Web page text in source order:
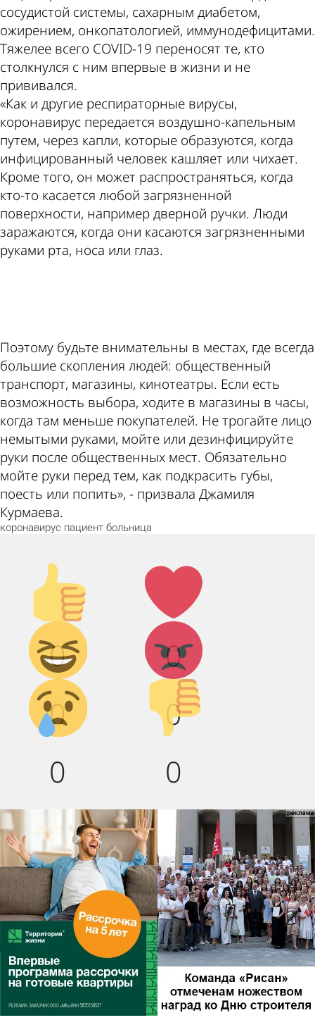
сосудистой системы, сахарным диабетом,
ожирением, онкопатологией, иммунодефицитами.
Тяжелее всего COVID-19 переносят те, кто
столкнулся с ним впервые в жизни и не
прививался.
«Как и другие респираторные вирусы,
коронавирус передается воздушно-капельным
путем, через капли, которые образуются, когда
инфицированный человек кашляет или чихает.
Кроме того, он может распространяться, когда
кто-то касается любой загрязненной
поверхности, например дверной ручки. Люди
заражаются, когда они касаются загрязненными
руками рта, носа или глаз.
Поэтому будьте внимательны в местах, где всегда
большие скопления людей: общественный
транспорт, магазины, кинотеатры. Если есть
возможность выбора, ходите в магазины в часы,
когда там меньше покупателей. Не трогайте лицо
немытыми руками, мойте или дезинфицируйте
руки после общественных мест. Обязательно
мойте руки перед тем, как подкрасить губы,
поесть или попить», - призвала Джамиля
Курмаева.
коронавирус пациент больница
Палец
вверх!
0
Лайк!
0
Дикий
смех!
0
Агрессия!
0
Грусть :(
0
Палец
вниз!
0